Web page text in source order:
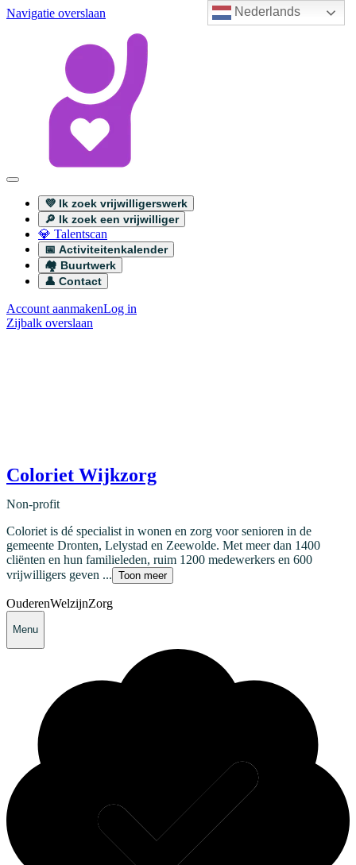
Nederlands
Navigatie overslaan
💜 Ik zoek vrijwilligerswerk
🔎 Ik zoek een vrijwilliger
💎 Talentscan
📅 Activiteitenkalender
🏘️ Buurtwerk
👤 Contact
Account aanmakenLog in
Zijbalk overslaan
Coloriet Wijkzorg
Non-profit
Coloriet is dé specialist in wonen en zorg voor senioren in de
gemeente Dronten, Lelystad en Zeewolde. Met meer dan 1400
cliënten en hun familieleden, ruim 1200 medewerkers en 600
vrijwilligers geven ... Toon meer
OuderenWelzijnZorg
Menu